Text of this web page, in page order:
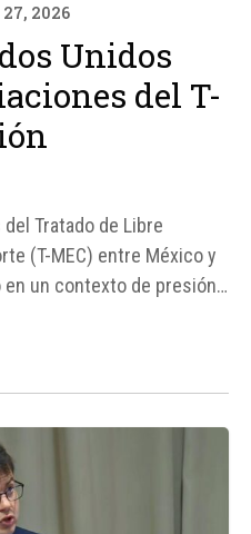
2026
Unidos
del T-
Tratado de Libre
(T-MEC) entre México y
un contexto de presión
incluye a Canadá, busca